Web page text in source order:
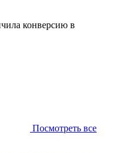
конверсию в
Посмотреть все